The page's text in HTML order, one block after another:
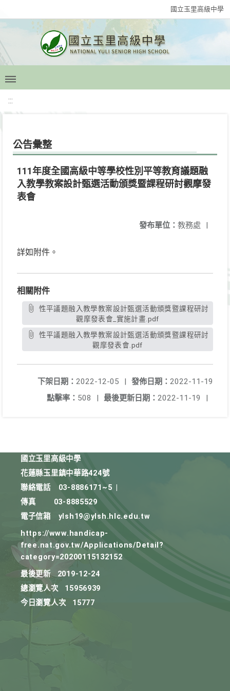
國立玉里高級中學
:::
公告彙整
111年度全國高級中等學校性別平等教育議題融
入教學教案設計甄選活動頒獎暨課程研討觀摩發
表會
發布單位： 教務處 |
詳如附件。
相關附件
觀摩發表會_實施計畫.pdf
觀摩發表會.pdf
發佈日期： 2022-11-19
下架日期： 2022-12-05
|
最後更新日期： 2022-11-19 |
點擊率： 508 |
國立玉里高級中學
花蓮縣玉里鎮中華路424號
聯絡電話
03-8886171~5
傳真
03-8885529
電子信箱
ylsh19@ylsh.hlc.edu.tw
https://www.handicap-
free.nat.gov.tw/Applications/Detail?
category=20200115132152
最後更新
2019-12-24
總瀏覽人次
15956939
今日瀏覽人次
15777